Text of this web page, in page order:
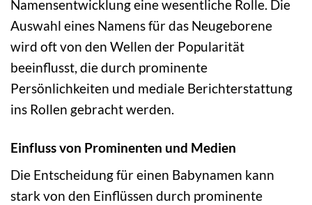
Namensentwicklung eine wesentliche Rolle. Die
Auswahl eines Namens für das Neugeborene
wird oft von den Wellen der Popularität
beeinflusst, die durch prominente
Persönlichkeiten und mediale Berichterstattung
ins Rollen gebracht werden.
Einfluss von Prominenten und Medien
Die Entscheidung für einen Babynamen kann
stark von den Einflüssen durch prominente